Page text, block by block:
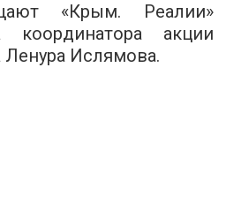
«Крым. Реалии»
акции
Ислямова.